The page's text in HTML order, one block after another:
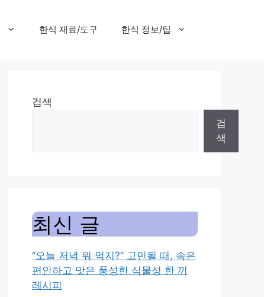
한식 재료/도구 한식 정보/팁
검색
검
색
최신 글
“오늘 저녁 뭐 먹지?” 고민될 때, 속은
편안하고 맛은 풍성한 식물성 한 끼
레시피